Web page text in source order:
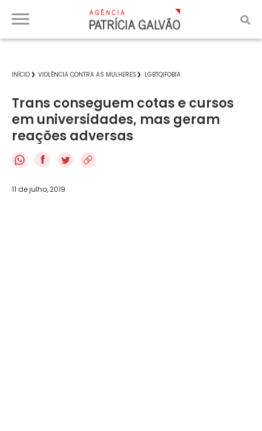
INÍCIO VIOLÊNCIA CONTRA AS MULHERES LGBTQIFOBIA
Trans conseguem cotas e cursos
em universidades, mas geram
reações adversas
f
11 de julho, 2019